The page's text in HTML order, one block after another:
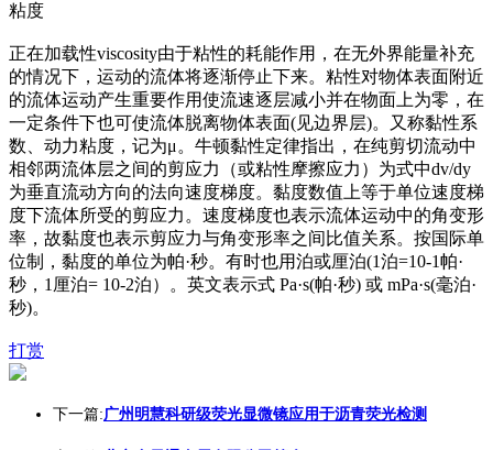
粘度
正在加载性viscosity由于粘性的耗能作用，在无外界能量补充
的情况下，运动的流体将逐渐停止下来。粘性对物体表面附近
的流体运动产生重要作用使流速逐层减小并在物面上为零，在
一定条件下也可使流体脱离物体表面(见边界层)。又称黏性系
数、动力粘度，记为μ。牛顿黏性定律指出，在纯剪切流动中
相邻两流体层之间的剪应力（或粘性摩擦应力）为式中dv/dy
为垂直流动方向的法向速度梯度。黏度数值上等于单位速度梯
度下流体所受的剪应力。速度梯度也表示流体运动中的角变形
率，故黏度也表示剪应力与角变形率之间比值关系。按国际单
位制，黏度的单位为帕·秒。有时也用泊或厘泊(1泊=10-1帕·
秒，1厘泊= 10-2泊）。英文表示式 Pa·s(帕·秒) 或 mPa·s(毫泊·
秒)。
打赏
下一篇:广州明慧科研级荧光显微镜应用于沥青荧光检测